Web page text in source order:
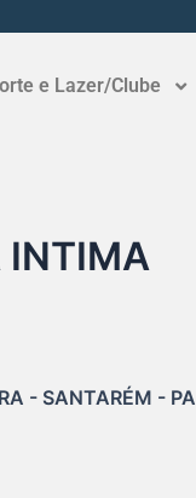
e Lazer/Clube
INTIMA
- SANTARÉM -